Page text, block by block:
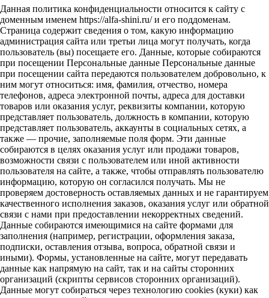
Данная политика конфиденциальности относится к сайту с
доменным именем https://alfa-shini.ru/ и его поддоменам.
Страница содержит сведения о том, какую информацию
администрация сайта или третьи лица могут получать, когда
пользователь (вы) посещаете его. Данные, которые собираются
при посещении Персональные данные Персональные данные
при посещении сайта передаются пользователем добровольно, к
ним могут относиться: имя, фамилия, отчество, номера
телефонов, адреса электронной почты, адреса для доставки
товаров или оказания услуг, реквизиты компании, которую
представляет пользователь, должность в компании, которую
представляет пользователь, аккаунты в социальных сетях, а
также — прочие, заполняемые поля форм. Эти данные
собираются в целях оказания услуг или продажи товаров,
возможности связи с пользователем или иной активности
пользователя на сайте, а также, чтобы отправлять пользователю
информацию, которую он согласился получать. Мы не
проверяем достоверность оставляемых данных и не гарантируем
качественного исполнения заказов, оказания услуг или обратной
связи с нами при предоставлении некорректных сведений.
Данные собираются имеющимися на сайте формами для
заполнения (например, регистрации, оформления заказа,
подписки, оставления отзыва, вопроса, обратной связи и
иными). Формы, установленные на сайте, могут передавать
данные как напрямую на сайт, так и на сайты сторонних
организаций (скрипты сервисов сторонних организаций).
Данные могут собираться через технологию cookies (куки) как